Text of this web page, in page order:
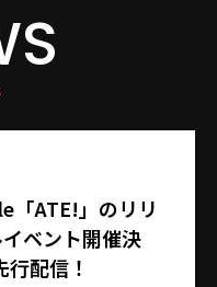
「ATE!」のリリ
ベント開催決
配信！